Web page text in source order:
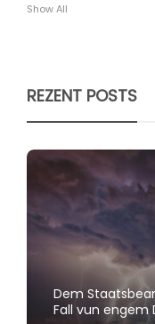
Show All
REZENT POSTS
Dem
Fall vun engem